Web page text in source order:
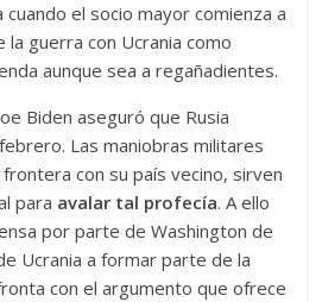
el socio mayor comienza a
guerra con Ucrania como
aunque sea a regañadientes.
Biden aseguró que Rusia
Las maniobras militares
con su país vecino, sirven
para avalar tal profecía. A ello
por parte de Washington de
Ucrania a formar parte de la
con el argumento que ofrece